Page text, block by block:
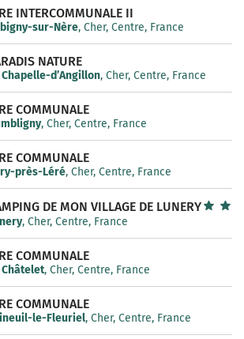
INTERCOMMUNALE II
sur-Nère, Cher, Centre, France
NATURE
Chapelle-d’Angillon, Cher, Centre, France
COMMUNALE
, Cher, Centre, France
COMMUNALE
près-Léré, Cher, Centre, France
DE MON VILLAGE DE LUNERY
, Cher, Centre, France
COMMUNALE
Châtelet, Cher, Centre, France
COMMUNALE
le-Fleuriel, Cher, Centre, France